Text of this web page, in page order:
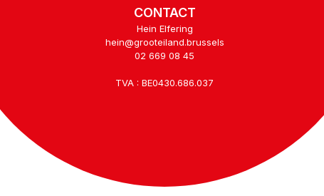
CONTACT
Hein Elfering
hein@grooteiland.brussels
02 669 08 45
TVA : BE0430.686.037